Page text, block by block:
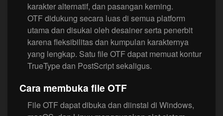
karakter alternatif, dan pasangan kerning.
OTF didukung secara luas di semua platform
utama dan disukai oleh desainer serta penerbit
karena fleksibilitas dan kumpulan karakternya
yang lengkap. Satu file OTF dapat memuat kontur
TrueType dan PostScript sekaligus.
Cara membuka file OTF
File OTF dapat dibuka dan diinstal di Windows,